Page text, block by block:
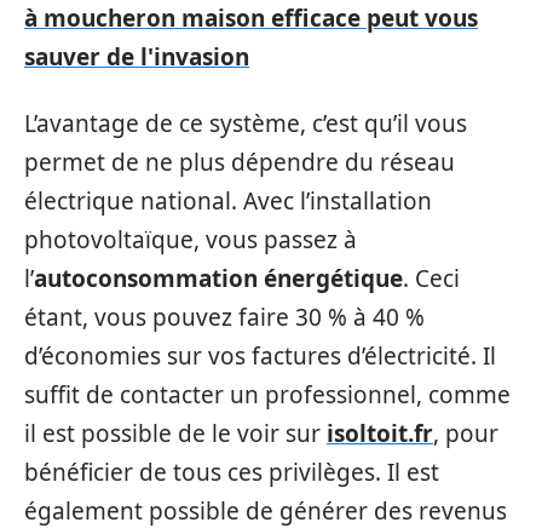
à moucheron maison efficace peut vous
sauver de l'invasion
L’avantage de ce système, c’est qu’il vous
permet de ne plus dépendre du réseau
électrique national. Avec l’installation
photovoltaïque, vous passez à
l’autoconsommation énergétique. Ceci
étant, vous pouvez faire 30 % à 40 %
d’économies sur vos factures d’électricité. Il
suffit de contacter un professionnel, comme
il est possible de le voir sur isoltoit.fr, pour
bénéficier de tous ces privilèges. Il est
également possible de générer des revenus